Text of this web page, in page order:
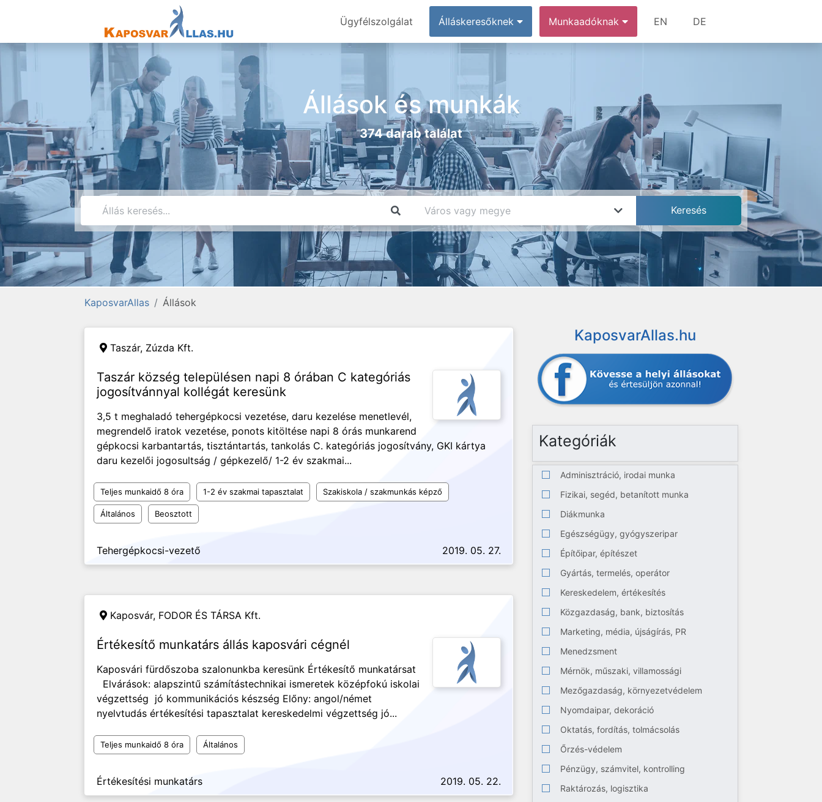
Ügyfélszolgálat Álláskeresőknek Munkaadóknak EN DE
Állások és munkák
374 darab találat
KaposvarAllas Állások
Taszár, Zúzda Kft.
Taszár község településen napi 8 órában C kategóriás
jogosítvánnyal kollégát keresünk
3,5 t meghaladó tehergépkocsi vezetése, daru kezelése menetlevél,
megrendelő iratok vezetése, ponots kitöltése napi 8 órás munkarend
gépkocsi karbantartás, tisztántartás, tankolás C. kategóriás jogosítvány, GKI kártya
daru kezelői jogosultság / gépkezelő/ 1-2 év szakmai...
Teljes munkaidő 8 óra 1-2 év szakmai tapasztalat Szakiskola / szakmunkás képző
Általános Beosztott
Tehergépkocsi-vezető 2019. 05. 27.
Kaposvár, FODOR ÉS TÁRSA Kft.
Értékesítő munkatárs állás kaposvári cégnél
Kaposvári fürdőszoba szalonunkba keresünk Értékesítő munkatársat
Elvárások: alapszintű számítástechnikai ismeretek középfokú iskolai
végzettség jó kommunikációs készség Előny: angol/német
nyelvtudás értékesítési tapasztalat kereskedelmi végzettség jó...
Teljes munkaidő 8 óra Általános
Értékesítési munkatárs 2019. 05. 22.
KaposvarAllas.hu
Kategóriák
Adminisztráció, irodai munka
Fizikai, segéd, betanított munka
Diákmunka
Egészségügy, gyógyszeripar
Építőipar, építészet
Gyártás, termelés, operátor
Kereskedelem, értékesítés
Közgazdaság, bank, biztosítás
Marketing, média, újságírás, PR
Menedzsment
Mérnök, műszaki, villamossági
Mezőgazdaság, környezetvédelem
Nyomdaipar, dekoráció
Oktatás, fordítás, tolmácsolás
Őrzés-védelem
Pénzügy, számvitel, kontrolling
Raktározás, logisztika